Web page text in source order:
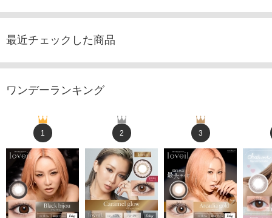
最近チェックした商品
ワンデーランキング
1 2 3